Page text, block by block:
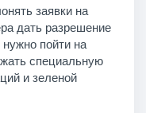
заявки на
дать разрешение
пойти на
специальную
и зеленой